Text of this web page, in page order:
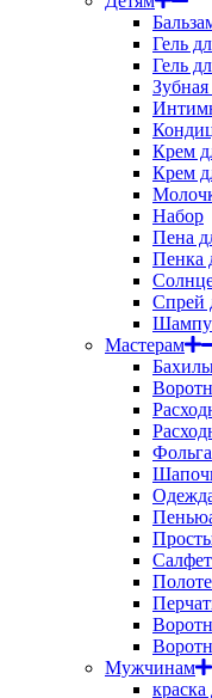
Гель
Гель
Зубная
Крем
Крем
Набор
Пена
Пенка
Спрей
Мастерам
Мужчинам